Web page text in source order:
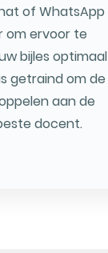
of WhatsApp
om ervoor te
bijles optimaal
getraind om de
aan de
docent.